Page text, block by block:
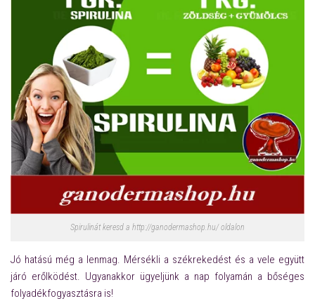
Spirulinát keresd a http://ganodermashop.hu/ oldalon
Jó hatású még a lenmag. Mérsékli a székrekedést és a vele együtt
járó erőlködést. Ugyanakkor ügyeljünk a nap folyamán a bőséges
folyadékfogyasztásra is!